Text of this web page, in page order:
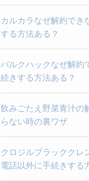
カルカラなぜ解約でき
する方法ある？
バルクハックなぜ解約
続きする方法ある？
飲みごたえ野菜青汁の
らない時の裏ワザ
クロジルブラッククレ
電話以外に手続きする